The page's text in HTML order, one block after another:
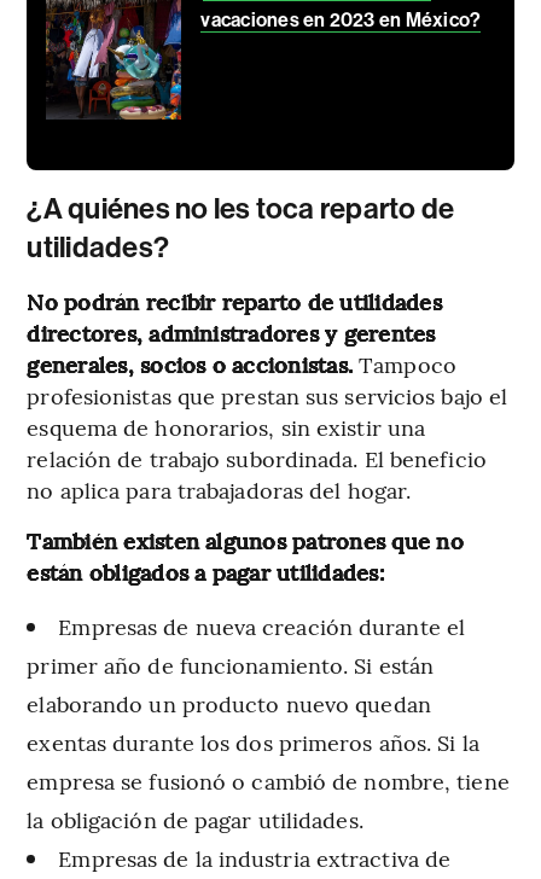
vacaciones en 2023 en México?
¿A quiénes no les toca reparto de
utilidades?
No podrán recibir reparto de utilidades
directores, administradores y gerentes
generales, socios o accionistas. Tampoco
profesionistas que prestan sus servicios bajo el
esquema de honorarios, sin existir una
relación de trabajo subordinada. El beneficio
no aplica para trabajadoras del hogar.
También existen algunos patrones que no
están obligados a pagar utilidades:
Empresas de nueva creación durante el
primer año de funcionamiento. Si están
elaborando un producto nuevo quedan
exentas durante los dos primeros años. Si la
empresa se fusionó o cambió de nombre, tiene
la obligación de pagar utilidades.
Empresas de la industria extractiva de